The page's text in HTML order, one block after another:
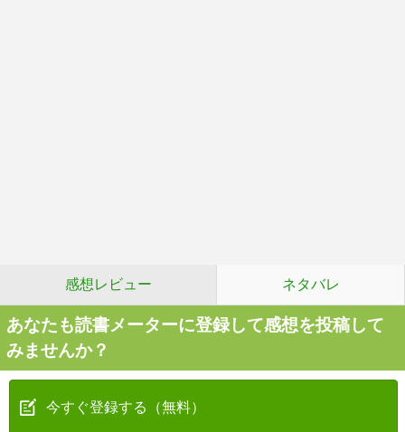
感想レビュー ネタバレ
あなたも読書メーターに登録して感想を投稿して
みませんか？
今すぐ登録する（無料）